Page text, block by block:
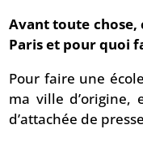
Avant toute chose,
Paris et pour quoi
Pour faire une
ma ville d’origine,
d’attachée de presse